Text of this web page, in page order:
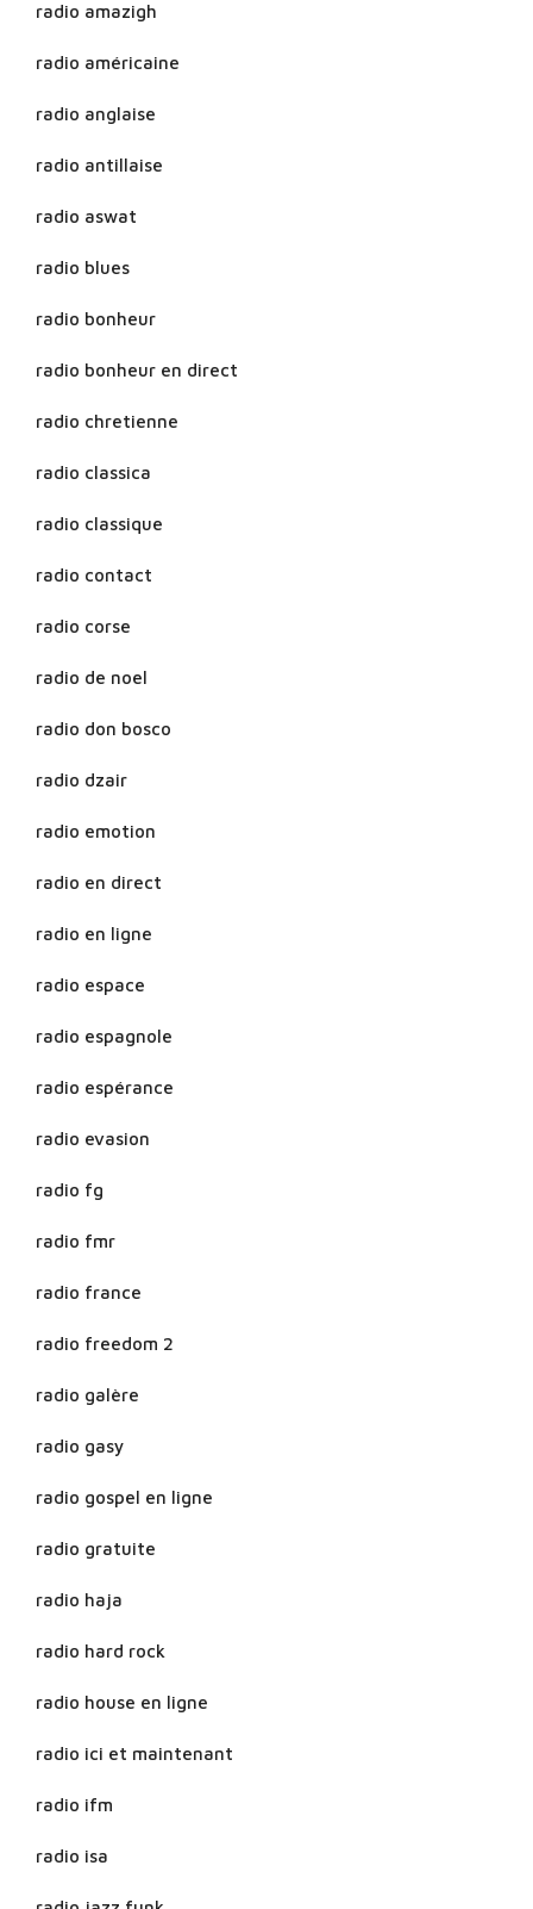
radio amazigh
radio américaine
radio anglaise
radio antillaise
radio aswat
radio blues
radio bonheur
radio bonheur en direct
radio chretienne
radio classica
radio classique
radio contact
radio corse
radio de noel
radio don bosco
radio dzair
radio emotion
radio en direct
radio en ligne
radio espace
radio espagnole
radio espérance
radio evasion
radio fg
radio fmr
radio france
radio freedom 2
radio galère
radio gasy
radio gospel en ligne
radio gratuite
radio haja
radio hard rock
radio house en ligne
radio ici et maintenant
radio ifm
radio isa